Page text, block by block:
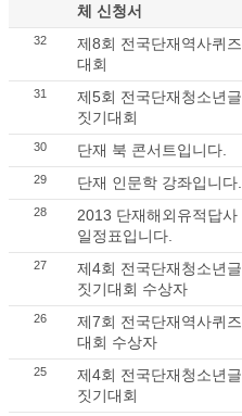
체 신청서
32
제8회 전국단재역사퀴즈
대회
31
제5회 전국단재청소년글
짓기대회
30 단재 북 콘서트입니다.
29 단재 인문학 강좌입니다.
28
2013 단재해외유적답사
일정표입니다.
27
제4회 전국단재청소년글
짓기대회 수상자
26
제7회 전국단재역사퀴즈
대회 수상자
25
제4회 전국단재청소년글
짓기대회